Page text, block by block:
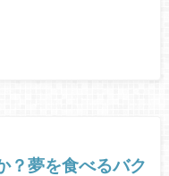
？夢を食べるバク